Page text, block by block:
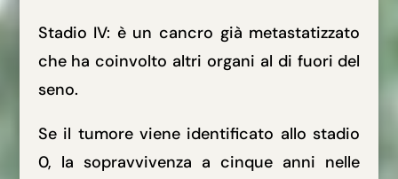
Stadio IV: è un cancro già metastatizzato
che ha coinvolto altri organi al di fuori del
seno.
Se il tumore viene identificato allo stadio
0, la sopravvivenza a cinque anni nelle